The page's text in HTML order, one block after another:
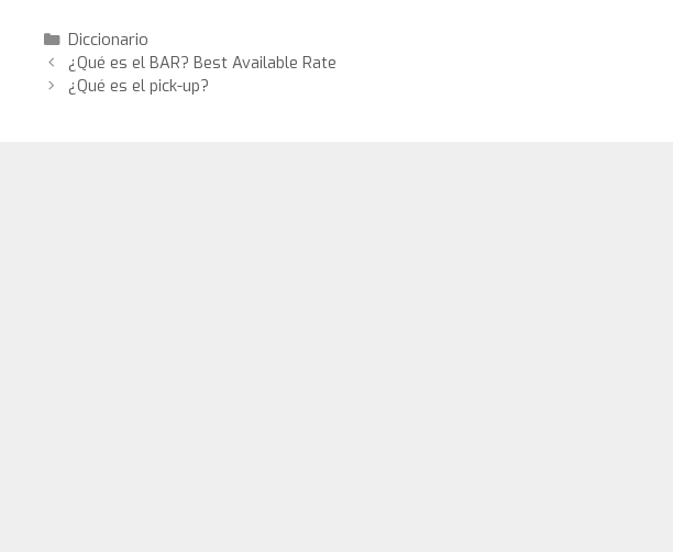
Categorías
Diccionario
¿Qué es el BAR? Best Available Rate
¿Qué es el pick-up?